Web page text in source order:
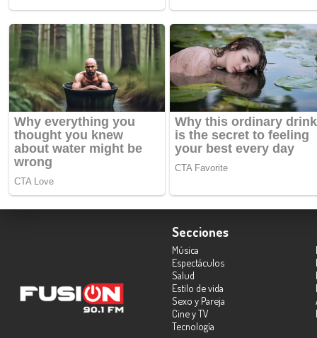
Secciones
Música
Espectáculos
Salud
Estilo de vida
Sexo y Pareja
Cine y TV
Tecnología